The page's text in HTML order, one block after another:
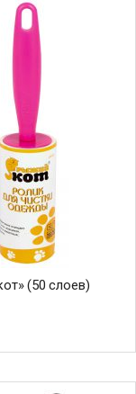
(50 слоев)